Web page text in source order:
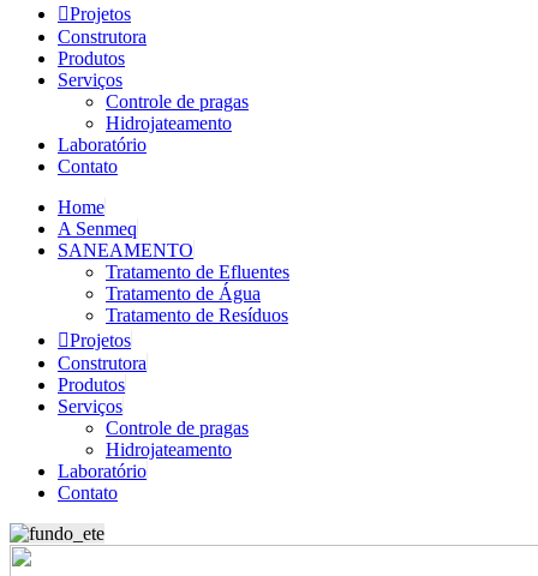
Projetos
Construtora
Produtos
Serviços
Controle de pragas
Hidrojateamento
Laboratório
Contato
Home
A Senmeq
SANEAMENTO
Tratamento de Efluentes
Tratamento de Água
Tratamento de Resíduos
Projetos
Construtora
Produtos
Serviços
Controle de pragas
Hidrojateamento
Laboratório
Contato